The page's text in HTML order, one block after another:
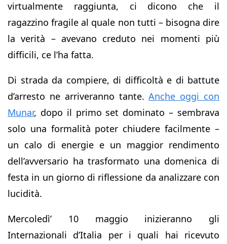
virtualmente raggiunta, ci dicono che il
ragazzino fragile al quale non tutti – bisogna dire
la verità – avevano creduto nei momenti più
difficili, ce l’ha fatta.
Di strada da compiere, di difficoltà e di battute
d’arresto ne arriveranno tante.Anche oggi con
Munar, dopo il primo set dominato – sembrava
solo una formalità poter chiudere facilmente –
un calo di energie e un maggior rendimento
dell’avversario ha trasformato una domenica di
festa in un giorno di riflessione da analizzare con
lucidità.
Mercoledì’ 10 maggio inizieranno gli
Internazionali d’Italia per i quali hai ricevuto